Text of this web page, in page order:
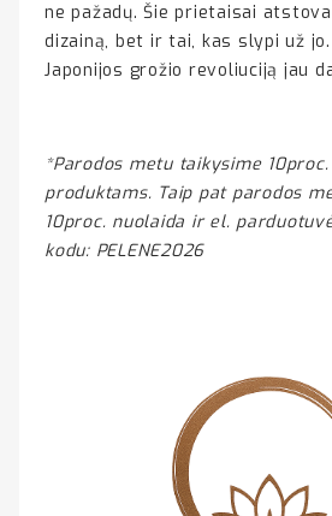
ne pažadų. Šie prietaisai
dizainą, bet ir tai, kas slypi už
Japonijos grožio revoliuciją jau
*Parodos metu taikysime
produktams. Taip pat parodos
10proc. nuolaida ir el.
kodu: PELENE2026